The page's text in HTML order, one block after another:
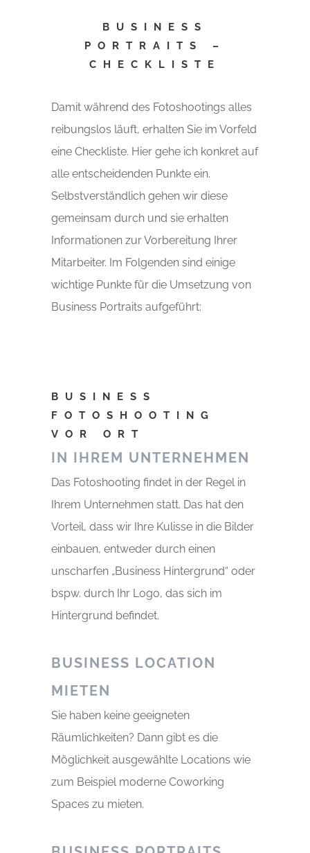
BUSINESS
PORTRAITS –
CHECKLISTE
Damit während des Fotoshootings alles
reibungslos läuft, erhalten Sie im Vorfeld
eine Checkliste. Hier gehe ich konkret auf
alle entscheidenden Punkte ein.
Selbstverständlich gehen wir diese
gemeinsam durch und sie erhalten
Informationen zur Vorbereitung Ihrer
Mitarbeiter. Im Folgenden sind einige
wichtige Punkte für die Umsetzung von
Business Portraits aufgeführt:
BUSINESS
FOTOSHOOTING
VOR ORT
IN IHREM UNTERNEHMEN
Das Fotoshooting findet in der Regel in
Ihrem Unternehmen statt. Das hat den
Vorteil, dass wir Ihre Kulisse in die Bilder
einbauen, entweder durch einen
unscharfen „Business Hintergrund“ oder
bspw. durch Ihr Logo, das sich im
Hintergrund befindet.
BUSINESS LOCATION
MIETEN
Sie haben keine geeigneten
Räumlichkeiten? Dann gibt es die
Möglichkeit ausgewählte Locations wie
zum Beispiel moderne Coworking
Spaces zu mieten.